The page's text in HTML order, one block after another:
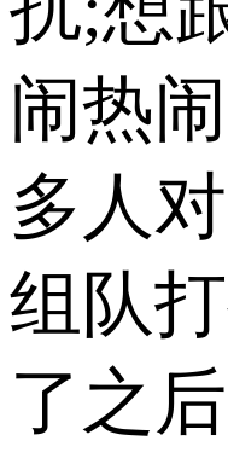
闹热
多人
组队
了之